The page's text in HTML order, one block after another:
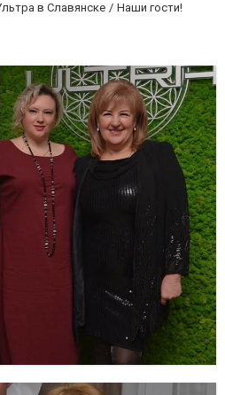
в Славянске Наши гости!